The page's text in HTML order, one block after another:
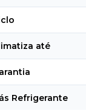
até
Refrigerante